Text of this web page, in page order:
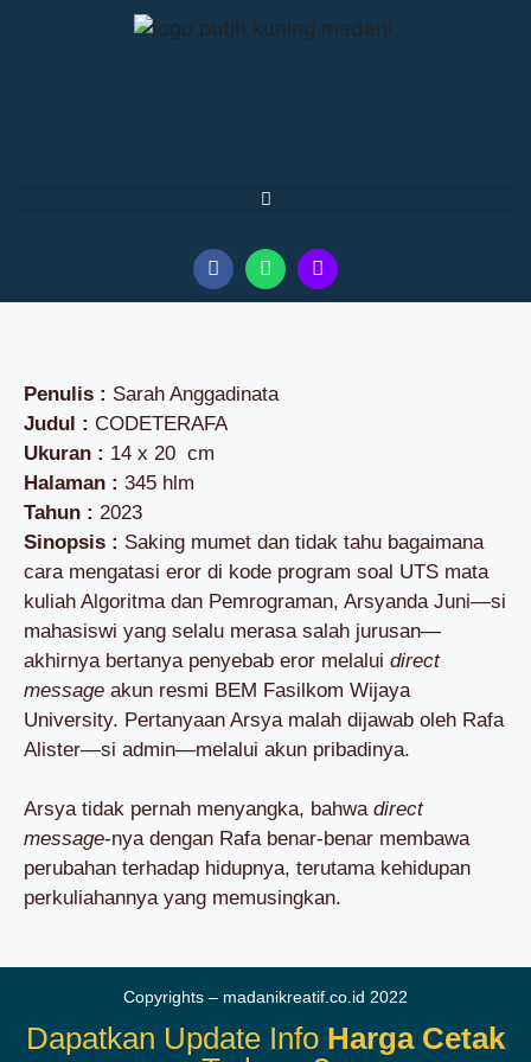
Penulis : Sarah Anggadinata
Judul : CODETERAFA
Ukuran : 14 x 20 cm
Halaman : 345 hlm
Tahun : 2023
Sinopsis : Saking mumet dan tidak tahu bagaimana
cara mengatasi eror di kode program soal UTS mata
kuliah Algoritma dan Pemrograman, Arsyanda Juni—si
mahasiswi yang selalu merasa salah jurusan—
akhirnya bertanya penyebab eror melalui direct
message akun resmi BEM Fasilkom Wijaya
University. Pertanyaan Arsya malah dijawab oleh Rafa
Alister—si admin—melalui akun pribadinya.
Arsya tidak pernah menyangka, bahwa direct
message-nya dengan Rafa benar-benar membawa
perubahan terhadap hidupnya, terutama kehidupan
perkuliahannya yang memusingkan.
Copyrights – madanikreatif.co.id 2022
Dapatkan Update Info Harga Cetak